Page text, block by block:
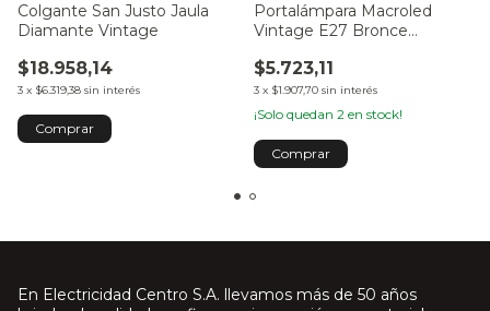
Colgante San Justo Jaula
Diamante Vintage
$18.958,14
3 x $6.319,38 sin interés
Comprar
Portalámpara Macroled
Vintage E27 Bronce
$5.723,11
3 x $1.907,70 sin interés
¡Solo quedan 2 en stock!
En Electricidad Centro S.A. llevamos más de 50 años